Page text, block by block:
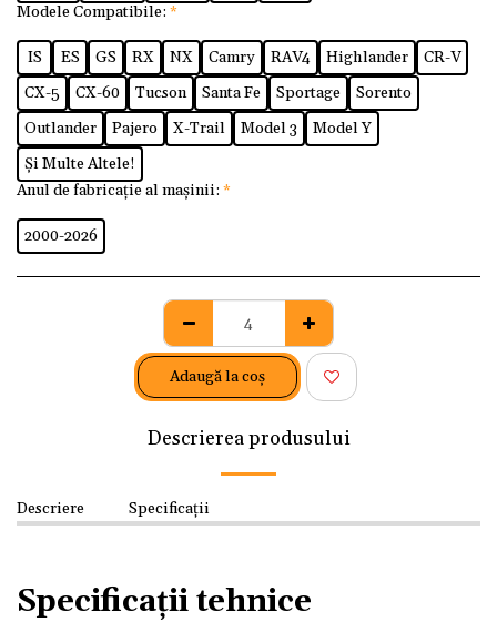
Modele Compatibile: *
IS ES GS RX NX Camry RAV4 Highlander
CR-V
CX-5
CX-60 Tucson Santa Fe Sportage
Sorento
Outlander
Pajero X-Trail Model 3
Model Y
Și Multe Altele!
Anul de fabricație al mașinii: *
2000-2026
Adaugă la coş
Descrierea produsului
Descriere Specificații
Specificații tehnice